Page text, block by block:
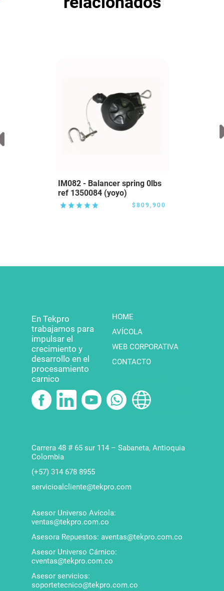
IM082 - Balancer spring 0lbs
ref 1350084 (yoyo)
$809,900
En Tekpro
trabajamos para
impulsar el
crecimiento y
desarrollo en el
procesamiento
carnico
HOME
AVÍCOLA
WEB CORPORATIVA
CONTACTO
tratamiento de datos
Política de garantías
Carrera 48 # 65 sur 114 – Sabaneta, Antioquia
Colombia
(+57) 314 678 8955
servicioalcliente@tekpro.com
Asesor Universo Avícola:
ventas@tekpro.com.co
Asesora Repuestos: aventas@tekpro.com.co
Asesor Universo Cárnico:
cventas@tekpro.com.co
Asesor servicios:
soportetecnico@tekpro.com.co